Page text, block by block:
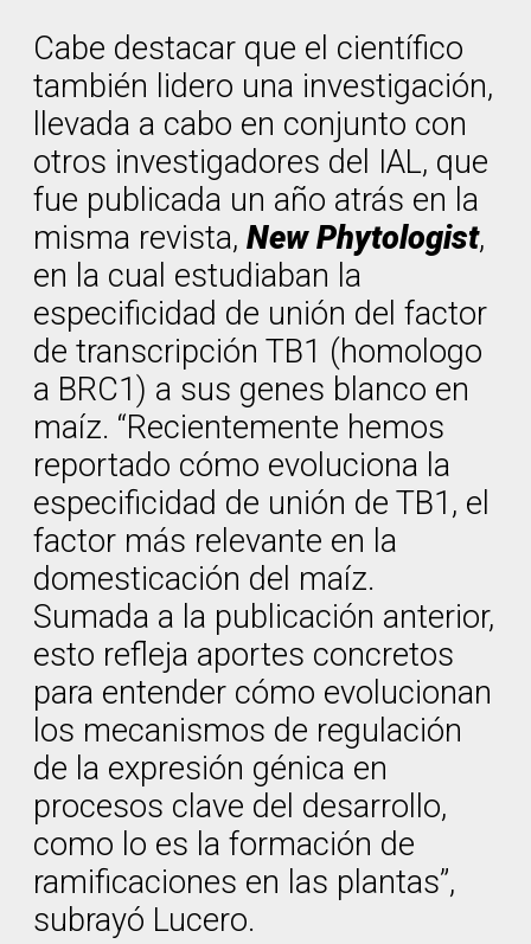
Cabe destacar que el científico
también lidero una investigación,
llevada a cabo en conjunto con
otros investigadores del IAL, que
fue publicada un año atrás en la
misma revista, New Phytologist,
en la cual estudiaban la
especificidad de unión del factor
de transcripción TB1 (homologo
a BRC1) a sus genes blanco en
maíz. “Recientemente hemos
reportado cómo evoluciona la
especificidad de unión de TB1, el
factor más relevante en la
domesticación del maíz.
Sumada a la publicación anterior,
esto refleja aportes concretos
para entender cómo evolucionan
los mecanismos de regulación
de la expresión génica en
procesos clave del desarrollo,
como lo es la formación de
ramificaciones en las plantas”,
subrayó Lucero.